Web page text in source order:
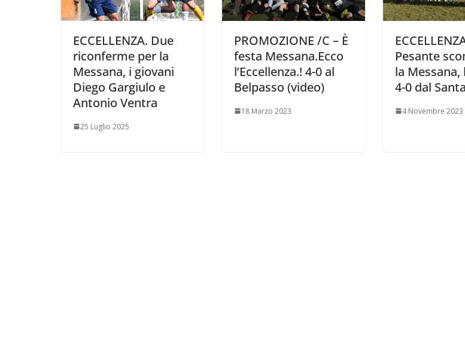
ECCELLENZA. Due
riconferme per la
Messana, i giovani
Diego Gargiulo e
Antonio Ventra
25 Luglio 2025
PROMOZIONE /C – È
festa Messana.Ecco
l’Eccellenza.! 4-0 al
Belpasso (video)
18 Marzo 2023
Pesante
la
4-0 dal
4 Novembre 2023